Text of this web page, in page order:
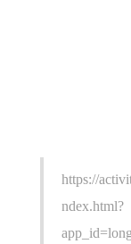
https://
ndex.html?